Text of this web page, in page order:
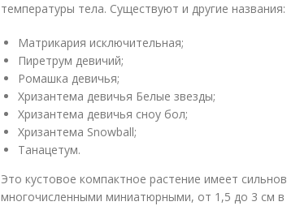
температуры тела. Существуют и другие названия:
Матрикария исключительная;
Пиретрум девичий;
Ромашка девичья;
Хризантема девичья Белые звезды;
Хризантема девичья сноу бол;
Хризантема Snowball;
Танацетум.
Это кустовое компактное растение имеет
многочисленными миниатюрными, от 1,5 до 3 см